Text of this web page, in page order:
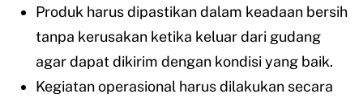
Produk harus dipastikan dalam keadaan bersih
tanpa kerusakan ketika keluar dari gudang
agar dapat dikirim dengan kondisi yang baik.
Kegiatan operasional harus dilakukan secara